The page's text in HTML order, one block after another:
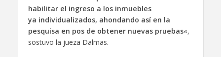
habilitar el ingreso a los inmuebles
ya individualizados, ahondando así en la
pesquisa en pos de obtener nuevas pruebas«,
sostuvo la jueza Dalmas.